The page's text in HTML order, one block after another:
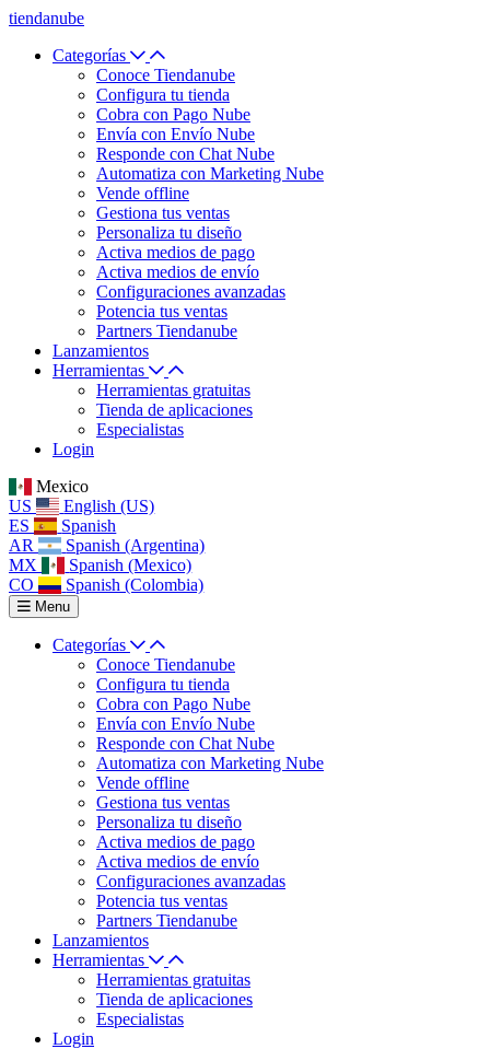
tiendanube
Categorías
Conoce Tiendanube
Configura tu tienda
Cobra con Pago Nube
Envía con Envío Nube
Responde con Chat Nube
Automatiza con Marketing Nube
Vende offline
Gestiona tus ventas
Personaliza tu diseño
Activa medios de pago
Activa medios de envío
Configuraciones avanzadas
Potencia tus ventas
Partners Tiendanube
Lanzamientos
Herramientas
Herramientas gratuitas
Tienda de aplicaciones
Especialistas
Login
Mexico
US
English (US)
ES
Spanish
AR
Spanish (Argentina)
MX
Spanish (Mexico)
CO
Spanish (Colombia)
Menu
Categorías
Conoce Tiendanube
Configura tu tienda
Cobra con Pago Nube
Envía con Envío Nube
Responde con Chat Nube
Automatiza con Marketing Nube
Vende offline
Gestiona tus ventas
Personaliza tu diseño
Activa medios de pago
Activa medios de envío
Configuraciones avanzadas
Potencia tus ventas
Partners Tiendanube
Lanzamientos
Herramientas
Herramientas gratuitas
Tienda de aplicaciones
Especialistas
Login